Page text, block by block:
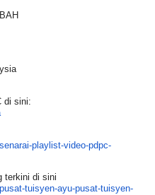
di sini:
playlist-video-pdpc-
terkini di sini
tuisyen-ayu-pusat-tuisyen-